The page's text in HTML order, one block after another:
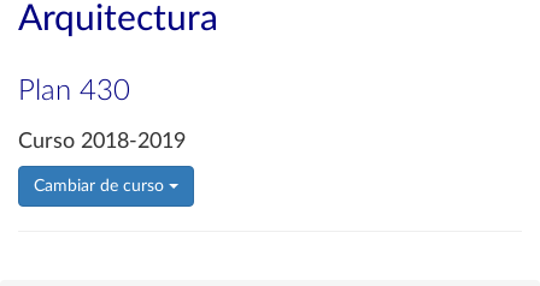
Arquitectura
Plan 430
Curso 2018-2019
Cambiar de curso